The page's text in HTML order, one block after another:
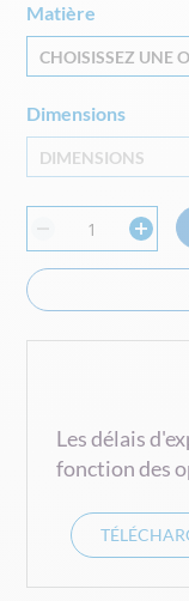
Matière
CHOISISSEZ UNE
Dimensions
DIMENSIONS
Les délais
fonction des
the
gallery